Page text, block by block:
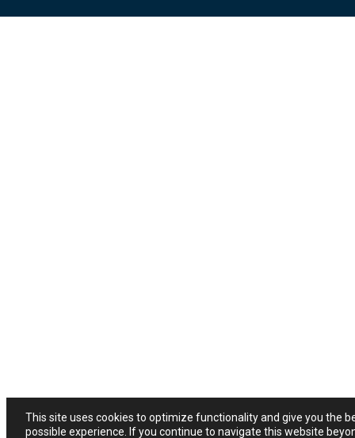
This site uses cookies to optimize functionality and give you the
possible experience. If you continue to navigate this website